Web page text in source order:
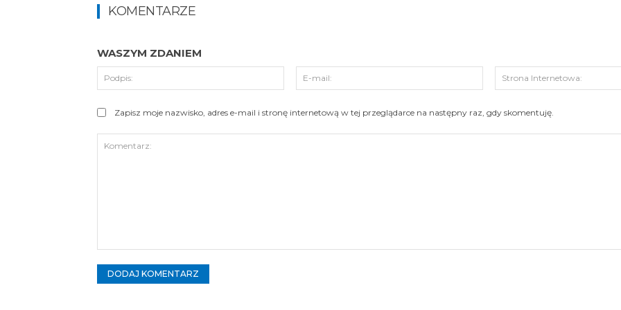
KOMENTARZE
WASZYM ZDANIEM
Podpis:
mail:
Zapisz moje nazwisko, adres e-mail i stronę internetową w tej przeglądarce na następny raz, gdy skomentuję.